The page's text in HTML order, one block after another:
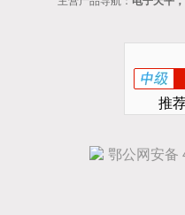
推
鄂公网安备